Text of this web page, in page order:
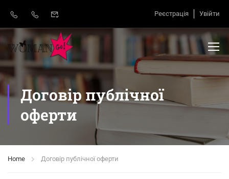
Реєстрація Увійти
Договір публічної
оферти
Home Договір публічної оферти